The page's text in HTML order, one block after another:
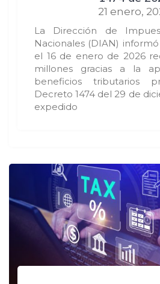
21 enero,
La Dirección de
Nacionales (DIAN)
el 16 de enero de 2026
millones gracias a la
beneficios tributarios
Decreto 1474 del 29 de
expedido